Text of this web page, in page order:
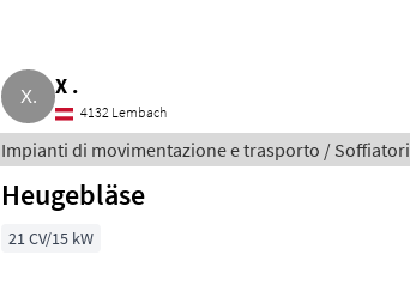
X .
4132 Lembach
Impianti di movimentazione e trasporto / Soffiatori
Heugebläse
21 CV/15 kW